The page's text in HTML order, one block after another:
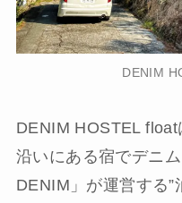
DENIM
DENIM HOSTEL
沿いにある宿でデニ
DENIM」が運営する”